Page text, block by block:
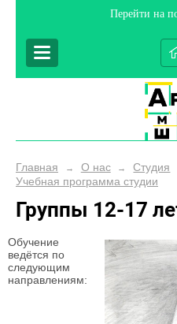
Перейти на
Главная → О нас → Студия
Учебная программа студии
Группы 12-17
Обучение
ведётся по
следующим
направлениям: